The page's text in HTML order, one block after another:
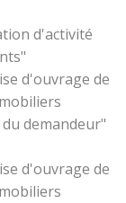
d'activité
d'ouvrage de
demandeur"
d'ouvrage de